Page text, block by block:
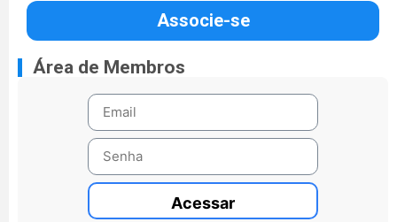
Associe-se
Área de Membros
Acessar